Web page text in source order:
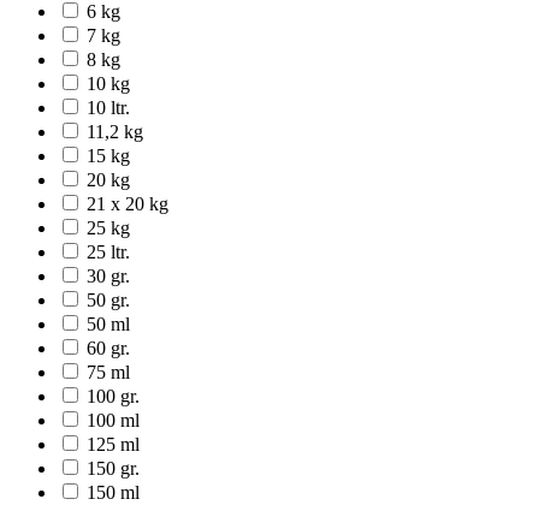
6 kg
7 kg
8 kg
10 kg
10 ltr.
11,2 kg
15 kg
20 kg
21 x 20 kg
25 kg
25 ltr.
30 gr.
50 gr.
50 ml
60 gr.
75 ml
100 gr.
100 ml
125 ml
150 gr.
150 ml